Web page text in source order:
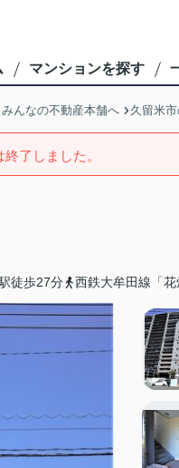
マンションを探す
んなの不動産本舗へ 久留米
了しました。
徒歩27分 西鉄大牟田線「